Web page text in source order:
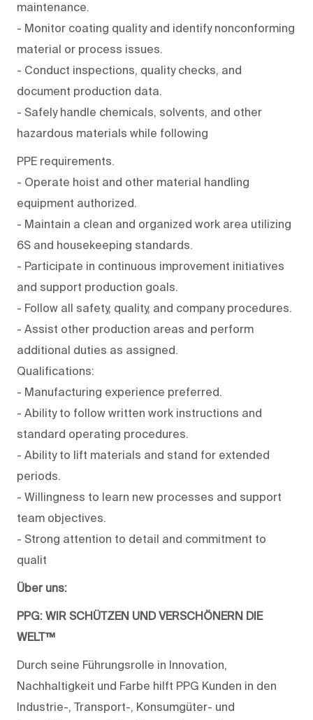
maintenance.
- Monitor coating quality and identify nonconforming
material or process issues.
- Conduct inspections, quality checks, and
document production data.
- Safely handle chemicals, solvents, and other
hazardous materials while following
PPE requirements.
- Operate hoist and other material handling
equipment authorized.
- Maintain a clean and organized work area utilizing
6S and housekeeping standards.
- Participate in continuous improvement initiatives
and support production goals.
- Follow all safety, quality, and company procedures.
- Assist other production areas and perform
additional duties as assigned.
Qualifications:
- Manufacturing experience preferred.
- Ability to follow written work instructions and
standard operating procedures.
- Ability to lift materials and stand for extended
periods.
- Willingness to learn new processes and support
team objectives.
- Strong attention to detail and commitment to
qualit
Über uns:
PPG: WIR SCHÜTZEN UND VERSCHÖNERN DIE
WELT™
Durch seine Führungsrolle in Innovation,
Nachhaltigkeit und Farbe hilft PPG Kunden in den
Industrie-, Transport-, Konsumgüter- und